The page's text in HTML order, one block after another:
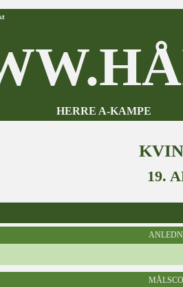
HERRE A-KAMPE
19.